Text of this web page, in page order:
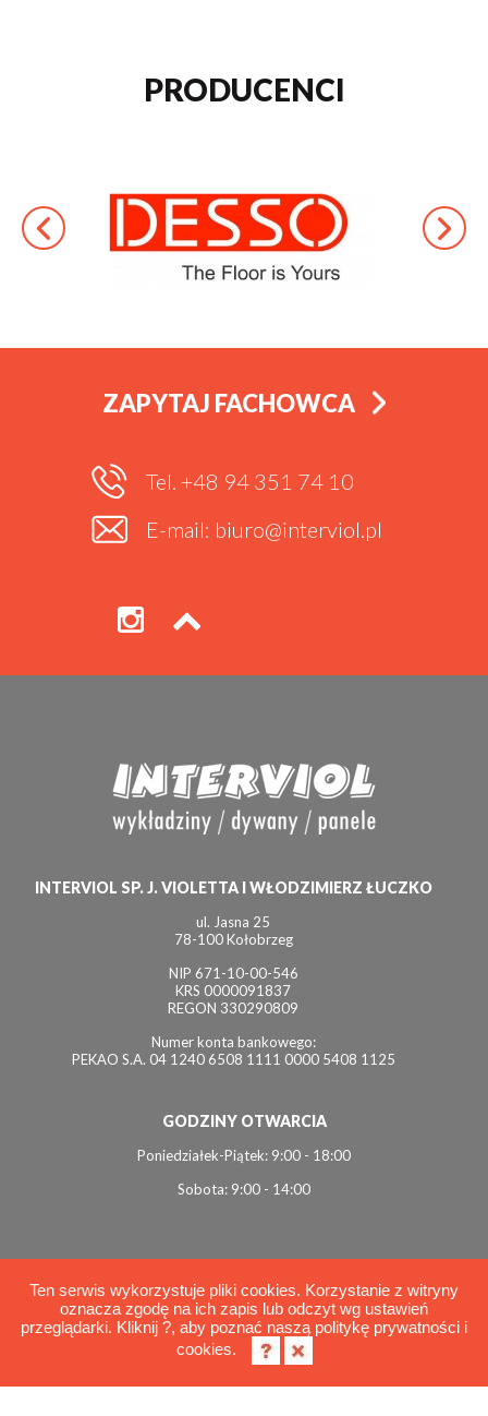
PRODUCENCI
ZAPYTAJ FACHOWCA
Tel. +48 94 351 74 10
E-mail: biuro@interviol.pl
INTERVIOL SP. J. VIOLETTA I WŁODZIMIERZ ŁUCZKO
ul. Jasna 25
78-100 Kołobrzeg
NIP 671-10-00-546
KRS 0000091837
REGON 330290809
Numer konta bankowego:
PEKAO S.A. 04 1240 6508 1111 0000 5408 1125
GODZINY OTWARCIA
Poniedziałek-Piątek: 9:00 - 18:00
Sobota: 9:00 - 14:00
© 2026 Interviol
Polityka cookies
Ten serwis wykorzystuje pliki cookies. Korzystanie z witryny
oznacza zgodę na ich zapis lub odczyt wg ustawień
przeglądarki. Kliknij ?, aby poznać naszą politykę prywatności i
cookies.